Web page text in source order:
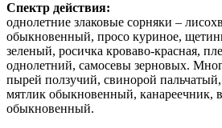
Спектр действия:
однолетние злаковые сорняки –
обыкновенный, просо куриное,
зеленый, росичка кроваво-красная,
однолетний, самосевы зерновых.
пырей ползучий, свинорой
мятлик обыкновенный, канареечник,
обыкновенный.